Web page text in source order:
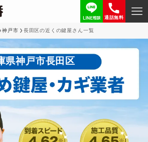
通話無料
神戸市 長田区の近くの鍵屋さん一覧
県神戸市長田区